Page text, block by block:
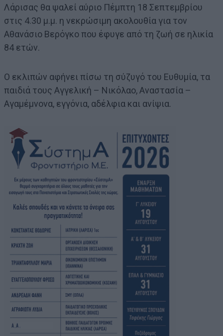
Λάρισας θα ψαλεί αύριο Πέμπτη 18 Σεπτεμβρίου
στις 4.30 μ.μ. η νεκρώσιμη ακολουθία για τον
Αθανάσιο Βερόγκο που έφυγε από τη ζωή σε ηλικία
84 ετών.
Ο εκλιπών αφήνει πίσω τη σύζυγό του Ευθυμία, τα
παιδιά τους Αγγελική – Νικόλαο, Αναστασία –
Αγαμέμνονα, εγγόνια, αδέλφια και ανίψια.